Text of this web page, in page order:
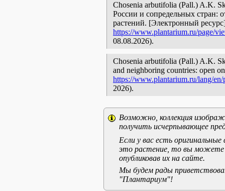
Chosenia arbutifolia (Pall.) A.K.
России и сопредельных стран:
растений. [Электронный
https://www.plantarium.ru/page/
08.08.2026).
Chosenia arbutifolia (Pall.) A.K.
and neighboring countries: open
https://www.plantarium.ru/lang/
2026).
Возможно, коллекция
получить исчерпывающее
Если у вас есть
это растение, то вы можете
опубликовав их на сайте.
Мы будем рады
"Плантариум"!